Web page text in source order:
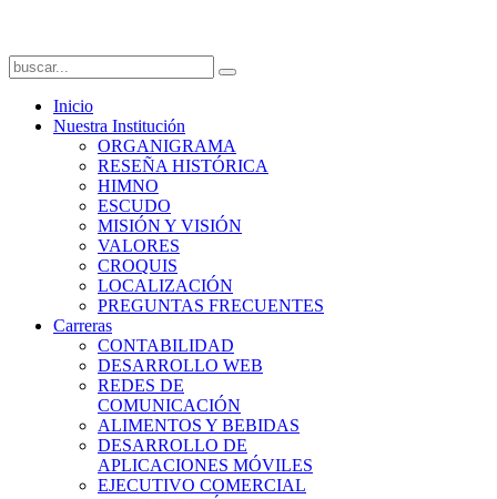
Inicio
Nuestra Institución
ORGANIGRAMA
RESEÑA HISTÓRICA
HIMNO
ESCUDO
MISIÓN Y VISIÓN
VALORES
CROQUIS
LOCALIZACIÓN
PREGUNTAS FRECUENTES
Carreras
CONTABILIDAD
DESARROLLO WEB
REDES DE
COMUNICACIÓN
ALIMENTOS Y BEBIDAS
DESARROLLO DE
APLICACIONES MÓVILES
EJECUTIVO COMERCIAL